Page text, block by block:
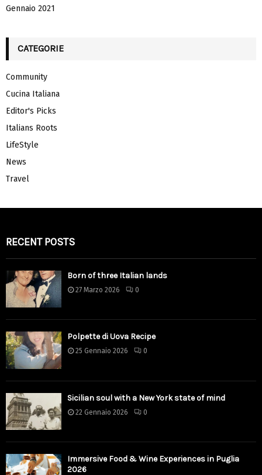
Gennaio 2021
CATEGORIE
Community
Cucina Italiana
Editor's Picks
Italians Roots
LifeStyle
News
Travel
RECENT POSTS
Born of three Italian lands
27 Marzo 2026 0
Polpette di Uova Recipe
25 Gennaio 2026 0
Sicilian soul with a New York state of mind
22 Gennaio 2026 0
Immersive Food & Wine Experiences in Puglia
2026